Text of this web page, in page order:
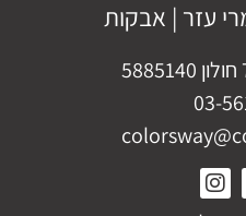
עזר | אבקות
03-